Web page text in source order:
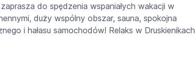
do spędzenia wspaniałych wakacji w
duży wspólny obszar, sauna, spokojna
i hałasu samochodów! Relaks w Druskienikach